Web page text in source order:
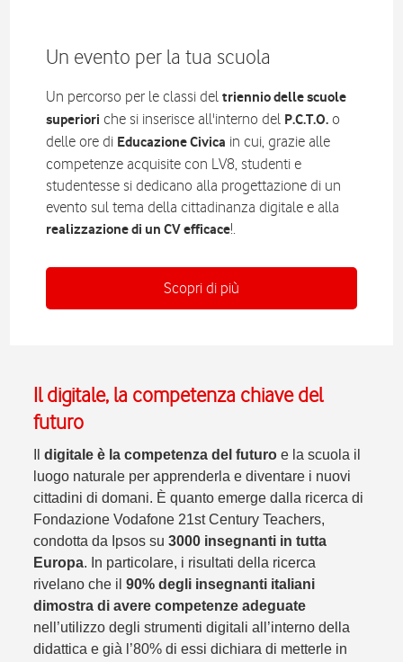
Un evento per la tua scuola
Un percorso per le classi deltriennio delle scuole
superiori che si inserisce all'interno del P.C.T.O. o
delle ore di Educazione Civica in cui, grazie alle
competenze acquisite con LV8, studenti e
studentesse si dedicano alla progettazione di un
evento sul tema della cittadinanza digitale e alla
realizzazione di un CV efficace!.
Scopri di più
Il digitale, la competenza chiave del
futuro
Ildigitale è la competenza del futuro e la scuola il
luogo naturale per apprenderla e diventare i nuovi
cittadini di domani. È quanto emerge dalla ricerca di
Fondazione Vodafone 21st Century Teachers,
condotta da Ipsos su3000 insegnanti in tutta
Europa. In particolare, i risultati della ricerca
rivelano che il90% degli insegnanti italiani
dimostra di avere competenze adeguate
nell’utilizzo degli strumenti digitali all’interno della
didattica e già l’80% di essi dichiara di metterle in